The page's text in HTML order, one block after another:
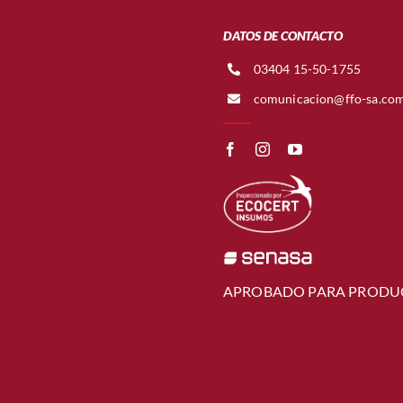
DATOS DE CONTACTO
03404 15-50-1755
comunicacion@ffo-
APROBADO PARA